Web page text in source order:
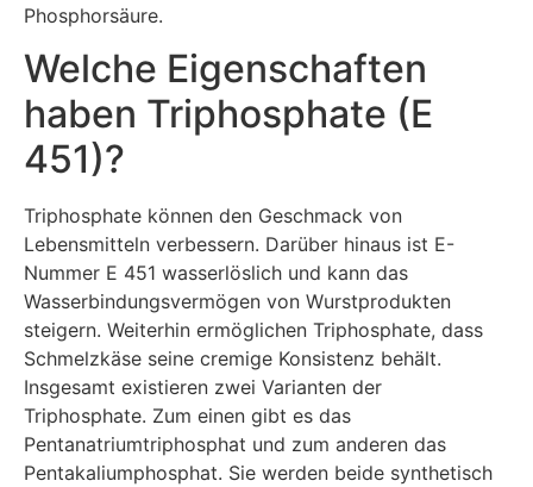
Phosphorsäure.
Welche Eigenschaften
haben Triphosphate (E
451)?
Triphosphate können den Geschmack von
Lebensmitteln verbessern. Darüber hinaus ist E-
Nummer E 451 wasserlöslich und kann das
Wasserbindungsvermögen von Wurstprodukten
steigern. Weiterhin ermöglichen Triphosphate, dass
Schmelzkäse seine cremige Konsistenz behält.
Insgesamt existieren zwei Varianten der
Triphosphate. Zum einen gibt es das
Pentanatriumtriphosphat und zum anderen das
Pentakaliumphosphat. Sie werden beide synthetisch